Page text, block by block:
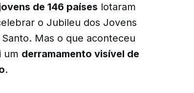
de 146 países lotaram
o Jubileu dos Jovens
Mas o que aconteceu
um derramamento visível de
.